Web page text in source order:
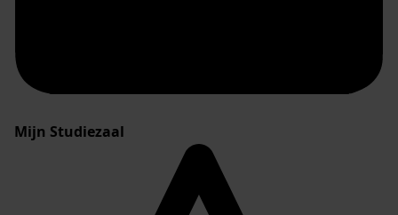
Mijn Studiezaal